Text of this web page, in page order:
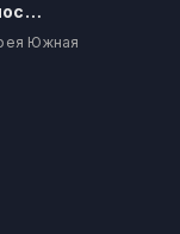
Пусть послужит вам уроком
Южная